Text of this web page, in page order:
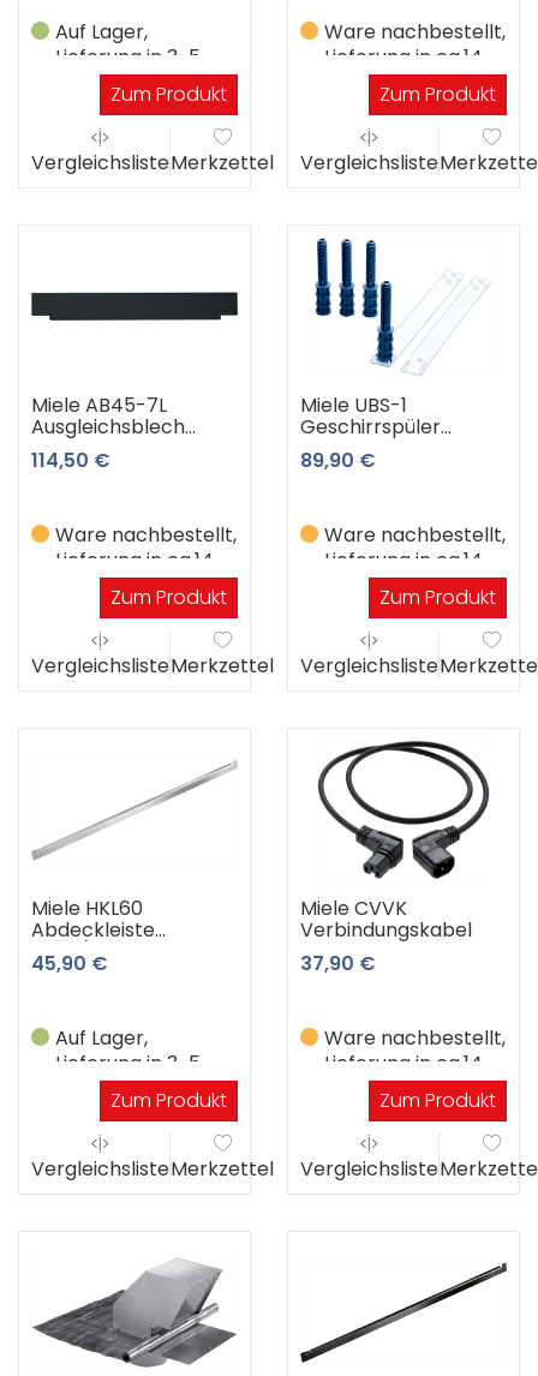
Auf Lager,
Lieferung in 3-5
Werktagen
Zum Produkt
VergleichslisteMerkzettel
Ware nachbestellt,
Lieferung in ca.14
Werktagen
Zum Produkt
Vergleichsliste
Miele AB45-7L
Ausgleichsblech
OBSW
(obsidianschwarz)
114,50 €
Ware nachbestellt,
Lieferung in ca.14
Werktagen
Zum Produkt
VergleichslisteMerkzettel
Miele UBS-1
Geschirrspüler
Umbausatz
89,90 €
Ware nachbestellt,
Lieferung in ca.14
Werktagen
Zum Produkt
Vergleichsliste
Miele HKL60
Abdeckleiste
EDST/CLST
(Edelstahl)
45,90 €
Auf Lager,
Lieferung in 3-5
Werktagen
Zum Produkt
VergleichslisteMerkzettel
Miele CVVK
Verbindungskabel
37,90 €
Ware nachbestellt,
Lieferung in ca.14
Werktagen
Zum Produkt
Vergleichsliste